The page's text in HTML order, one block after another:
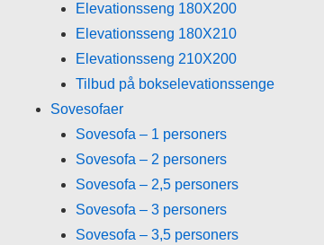
Elevationsseng 180X200
Elevationsseng 180X210
Elevationsseng 210X200
Tilbud på bokselevationssenge
Sovesofaer
Sovesofa – 1 personers
Sovesofa – 2 personers
Sovesofa – 2,5 personers
Sovesofa – 3 personers
Sovesofa – 3,5 personers